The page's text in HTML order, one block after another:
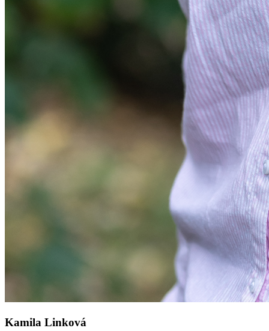
Kamila Linková